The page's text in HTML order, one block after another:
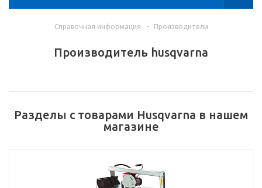
Справочная информация - Производители
Производитель husqvarna
Разделы с товарами Husqvarna в нашем
магазине